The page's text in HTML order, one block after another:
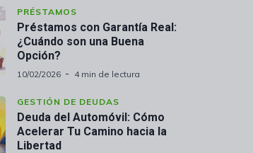
PRÉSTAMOS
Préstamos con Garantía Real:
¿Cuándo son una Buena
Opción?
10/02/2026 4 min de lectura
GESTIÓN DE DEUDAS
Deuda del Automóvil: Cómo
Acelerar Tu Camino hacia la
Libertad